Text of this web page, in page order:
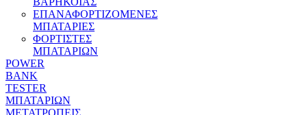
ΕΠΑΝΑΦΟΡΤΙΖΟΜΕΝΕΣ
ΜΠΑΤΑΡΙΕΣ
ΦΟΡΤΙΣΤΕΣ
ΜΠΑΤΑΡΙΩΝ
POWER
BANK
TESTER
ΜΠΑΤΑΡΙΩΝ